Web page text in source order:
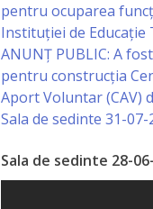
pentru ocuparea
Instituției de Educație
ANUNȚ PUBLIC: A
pentru construcția
Aport Voluntar (CAV)
Sala de sedinte 31-07-
Sala de sedinte 28-